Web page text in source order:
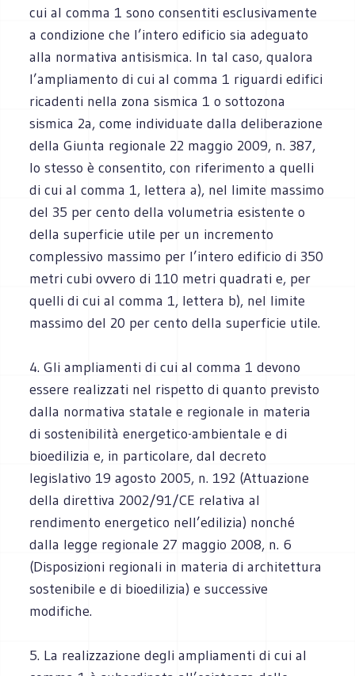
cui al comma 1 sono consentiti esclusivamente
a condizione che l’intero edificio sia adeguato
alla normativa antisismica. In tal caso, qualora
l’ampliamento di cui al comma 1 riguardi edifici
ricadenti nella zona sismica 1 o sottozona
sismica 2a, come individuate dalla deliberazione
della Giunta regionale 22 maggio 2009, n. 387,
lo stesso è consentito, con riferimento a quelli
di cui al comma 1, lettera a), nel limite massimo
del 35 per cento della volumetria esistente o
della superficie utile per un incremento
complessivo massimo per l’intero edificio di 350
metri cubi ovvero di 110 metri quadrati e, per
quelli di cui al comma 1, lettera b), nel limite
massimo del 20 per cento della superficie utile.
4. Gli ampliamenti di cui al comma 1 devono
essere realizzati nel rispetto di quanto previsto
dalla normativa statale e regionale in materia
di sostenibilità energetico-ambientale e di
bioedilizia e, in particolare, dal decreto
legislativo 19 agosto 2005, n. 192 (Attuazione
della direttiva 2002/91/CE relativa al
rendimento energetico nell’edilizia) nonché
dalla legge regionale 27 maggio 2008, n. 6
(Disposizioni regionali in materia di architettura
sostenibile e di bioedilizia) e successive
modifiche.
5. La realizzazione degli ampliamenti di cui al